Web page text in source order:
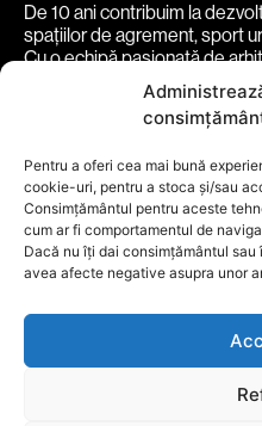
Pentru a oferi cea mai bună
cookie-uri, pentru a stoca și/sau
Consimțământul pentru aceste
cum ar fi comportamentul de
Dacă nu îți dai consimțământul
avea afecte negative asupra unor
De 10 ani contribuim la
spațiilor de agrement, sport
Cu o echipă pasionată de
proiect, transformăm spații în
despre noisoluții
blog
Termeni și
Politică de